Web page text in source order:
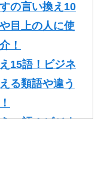
の言い換え10
目上の人に使
！
15語！ビジネ
る類語や違う
15語！ビジネ